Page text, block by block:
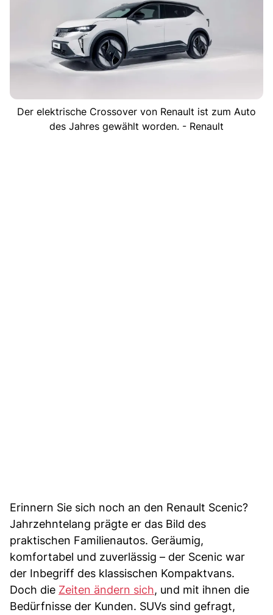
Der elektrische Crossover von Renault ist zum Auto
des Jahres gewählt worden. - Renault
Erinnern Sie sich noch an den Renault Scenic?
Jahrzehntelang prägte er das Bild des
praktischen Familienautos. Geräumig,
komfortabel und zuverlässig – der Scenic war
der Inbegriff des klassischen Kompaktvans.
Doch die Zeiten ändern sich, und mit ihnen die
Bedürfnisse der Kunden. SUVs sind gefragt,